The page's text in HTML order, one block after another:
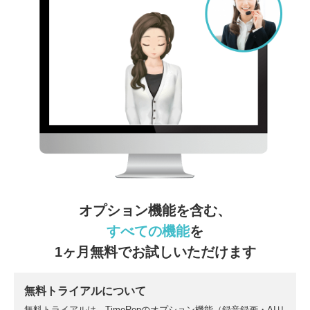
オプション機能を含む、
すべての機能を
1ヶ月無料でお試しいただけます
無料トライアルについて